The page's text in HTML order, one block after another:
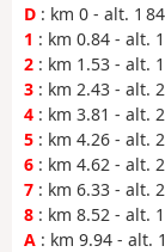
D : km 0 - alt. 1
1 : km 0.84 - alt.
2 : km 1.53 - alt.
3 : km 2.43 - alt.
4 : km 3.81 - alt.
5 : km 4.26 - alt.
6 : km 4.62 - alt.
7 : km 6.33 - alt.
8 : km 8.52 - alt.
A : km 9.94 - alt.